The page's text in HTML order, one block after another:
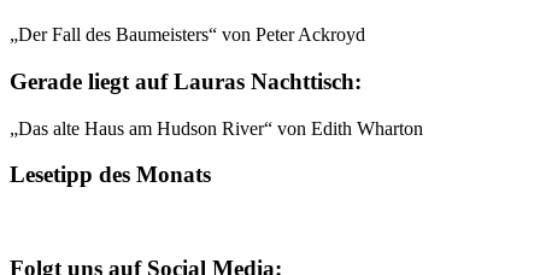
„Der Fall des Baumeisters“ von Peter Ackroyd
Gerade liegt auf Lauras Nachttisch:
„Das alte Haus am Hudson River“ von Edith Wharton
Lesetipp des Monats
Folgt uns auf Social Media: